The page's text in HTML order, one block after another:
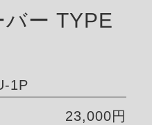
ー TYPE
1P
23,000円